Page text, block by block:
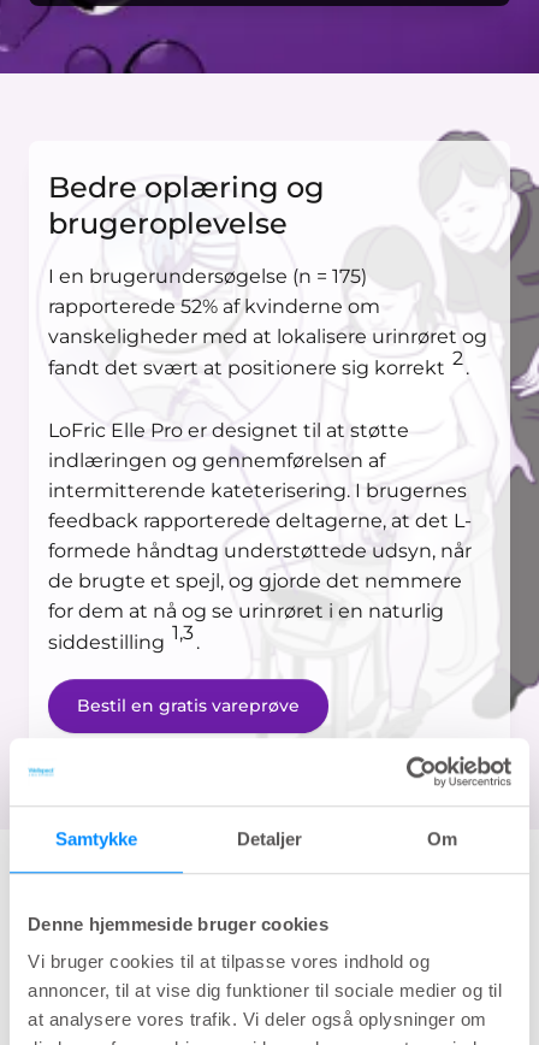
Samtykke Detaljer Om
Denne hjemmeside bruger cookies
Vi bruger cookies til at tilpasse vores indhold og
annoncer, til at vise dig funktioner til sociale medier og til
at analysere vores trafik. Vi deler også oplysninger om
Bedre oplæring og
brugeroplevelse
I en brugerundersøgelse (n = 175)
rapporterede 52% af kvinderne om
vanskeligheder med at lokalisere urinrøret og
fandt det svært at positionere sig korrekt 2.
LoFric Elle Pro er designet til at støtte
indlæringen og gennemførelsen af
intermitterende kateterisering. I brugernes
feedback rapporterede deltagerne, at det L-
formede håndtag understøttede udsyn, når
de brugte et spejl, og gjorde det nemmere
for dem at nå og se urinrøret i en naturlig
siddestilling 1,3.
Bestil en gratis vareprøve